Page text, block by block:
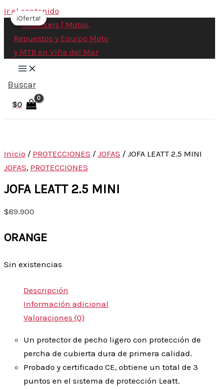
Ir al contenido
Buscar
$0
Inicio / PROTECCIONES / JOFAS / JOFA LEATT 2.5 MINI
JOFAS, PROTECCIONES
JOFA LEATT 2.5 MINI
$89.900
ORANGE
Sin existencias
Descripción
Información adicional
Valoraciones (0)
Un protector de pecho ligero con protección de
percha de cubierta dura de primera calidad.
Probado y certificado CE, obtiene un total de 3
puntos en el sistema de protección Leatt.
¡Oferta!
¡Oferta!